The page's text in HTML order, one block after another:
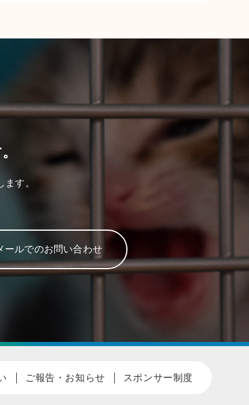
す。
ールでのお問い合わせ
ご報告・お知らせ スポンサー制度